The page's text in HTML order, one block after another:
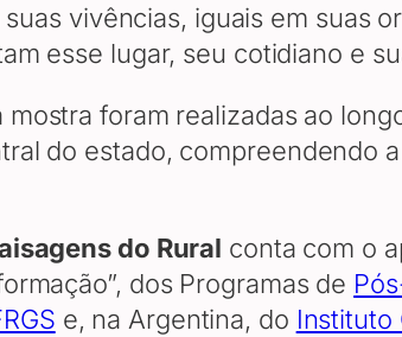
vivências, iguais em suas
esse lugar, seu cotidiano e
foram realizadas ao
do estado, compreendendo
do Rural conta com o
dos Programas de
e, na Argentina, do Instituto